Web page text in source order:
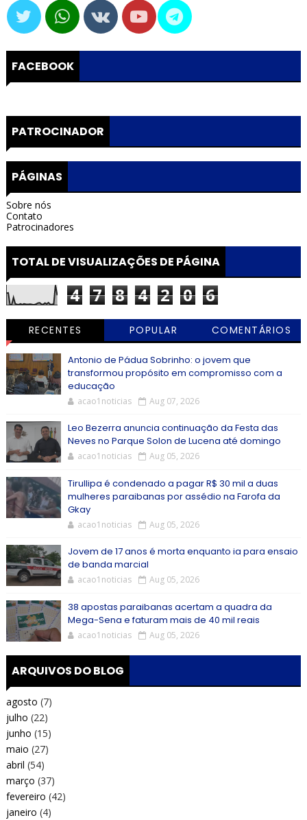
FACEBOOK
PATROCINADOR
PÁGINAS
Sobre nós
Contato
Patrocinadores
TOTAL DE VISUALIZAÇÕES DE PÁGINA
4 7 8 4 2 0 6
RECENTES POPULAR COMENTÁRIOS
Antonio de Pádua Sobrinho: o jovem que
transformou propósito em compromisso com a
educação
acao1noticias Aug 07, 2026
Leo Bezerra anuncia continuação da Festa das
Neves no Parque Solon de Lucena até domingo
acao1noticias Aug 05, 2026
Tirullipa é condenado a pagar R$ 30 mil a duas
mulheres paraibanas por assédio na Farofa da
Gkay
acao1noticias Aug 05, 2026
Jovem de 17 anos é morta enquanto ia para ensaio
de banda marcial
acao1noticias Aug 05, 2026
38 apostas paraibanas acertam a quadra da
Mega-Sena e faturam mais de 40 mil reais
acao1noticias Aug 05, 2026
ARQUIVOS DO BLOG
agosto (7)
julho (22)
junho (15)
maio (27)
abril (54)
março (37)
fevereiro (42)
janeiro (4)